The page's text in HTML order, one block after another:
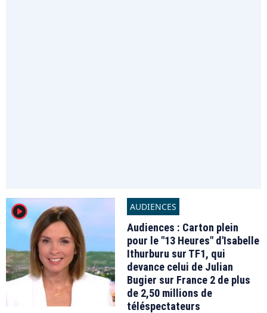
player2 AUDIENCES
Audiences : Carton plein
pour le "13 Heures" d'Isabelle
Ithurburu sur TF1, qui
devance celui de Julian
Bugier sur France 2 de plus
de 2,50 millions de
téléspectateurs